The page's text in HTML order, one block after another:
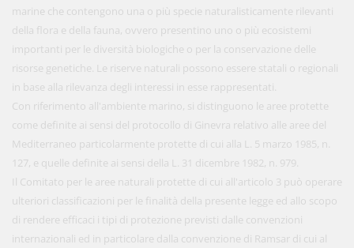
marine che contengono una o più specie naturalisticamente rilevanti
della flora e della fauna, ovvero presentino uno o più ecosistemi
importanti per le diversità biologiche o per la conservazione delle
risorse genetiche. Le riserve naturali possono essere statali o regionali
in base alla rilevanza degli interessi in esse rappresentati.
Con riferimento all'ambiente marino, si distinguono le aree protette
come definite ai sensi del protocollo di Ginevra relativo alle aree del
Mediterraneo particolarmente protette di cui alla L. 5 marzo 1985, n.
127, e quelle definite ai sensi della L. 31 dicembre 1982, n. 979.
Il Comitato per le aree naturali protette di cui all'articolo 3 può operare
ulteriori classificazioni per le finalità della presente legge ed allo scopo
di rendere efficaci i tipi di protezione previsti dalle convenzioni
internazionali ed in particolare dalla convenzione di Ramsar di cui al